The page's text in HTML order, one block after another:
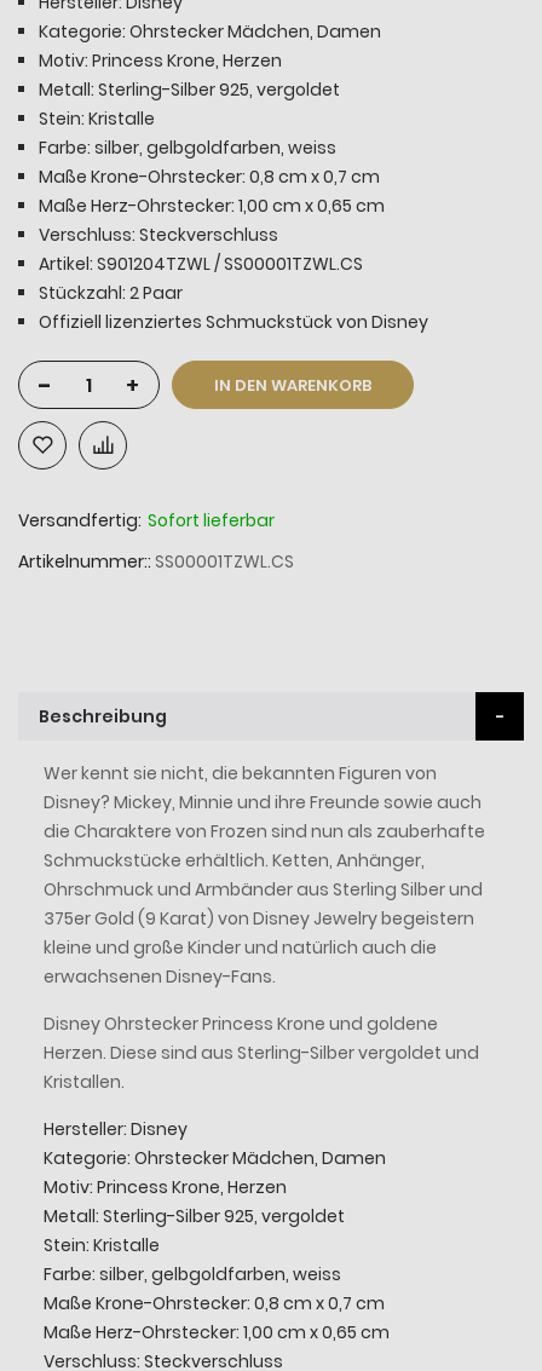
Kategorie: Ohrstecker Mädchen, Damen
Motiv: Princess Krone, Herzen
Metall: Sterling-Silber 925, vergoldet
Stein: Kristalle
Farbe: silber, gelbgoldfarben, weiss
Maße Krone-Ohrstecker: 0,8 cm x 0,7 cm
Maße Herz-Ohrstecker: 1,00 cm x 0,65 cm
Verschluss: Steckverschluss
Artikel: S901204TZWL / SS00001TZWL.CS
Stückzahl: 2 Paar
Offiziell lizenziertes Schmuckstück von Disney
- + IN DEN WARENKORB
Versandfertig: Sofort lieferbar
Artikelnummer: SS00001TZWL.CS
Beschreibung
Wer kennt sie nicht, die bekannten Figuren von
Disney? Mickey, Minnie und ihre Freunde sowie auch
die Charaktere von Frozen sind nun als zauberhafte
Schmuckstücke erhältlich. Ketten, Anhänger,
Ohrschmuck und Armbänder aus Sterling Silber und
375er Gold (9 Karat) von Disney Jewelry begeistern
kleine und große Kinder und natürlich auch die
erwachsenen Disney-Fans.
Disney Ohrstecker Princess Krone und goldene
Herzen. Diese sind aus Sterling-Silber vergoldet und
Kristallen.
Hersteller: Disney
Kategorie: Ohrstecker Mädchen, Damen
Motiv: Princess Krone, Herzen
Metall: Sterling-Silber 925, vergoldet
Stein: Kristalle
Farbe: silber, gelbgoldfarben, weiss
Maße Krone-Ohrstecker: 0,8 cm x 0,7 cm
Maße Herz-Ohrstecker: 1,00 cm x 0,65 cm
Verschluss: Steckverschluss